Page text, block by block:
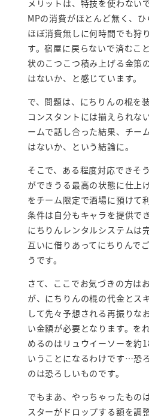
メリットは、特技を使わない
MPの消費がほとんど無く、
ほぼ消費無しに何時間でも狩
す。宿屋に戻らないで済むこ
状のこつこつ積み上げる金策
はないか、と感じています。
で、問題は、にちりんの棍を
コンスタントには揃えられな
ームで話し合った結果、チー
はないか、という結論に。
そこで、ある程度対応できそ
ができうる最高の状態に仕上
をチーム限定で酒場に預けて
条件は自分もキャラを提供で
にちりんレンタルシステムは
互いに借りあってにちりんで
うです。
さて、ここでお気づきの方は
が、にちりんの棍の代金とス
して先々予想される再振りな
い金額が必要となります。を
めるのはリュウイーソーを約
いうことになるわけです…恐
のは恐ろしいものです。
でもまあ、やっちゃったもの
スターがドロップする額を調